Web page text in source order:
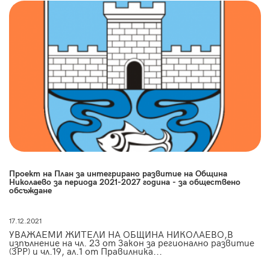
Проект на План за интегрирано развитие на Община
Николаево за периода 2021-2027 година - за обществено
обсъждане
17.12.2021
УВАЖАЕМИ ЖИТЕЛИ НА ОБЩИНА НИКОЛАЕВО,В
изпълнение на чл. 23 от Закон за регионално развитие
(ЗРР) и чл.19, ал.1 от Правилника...